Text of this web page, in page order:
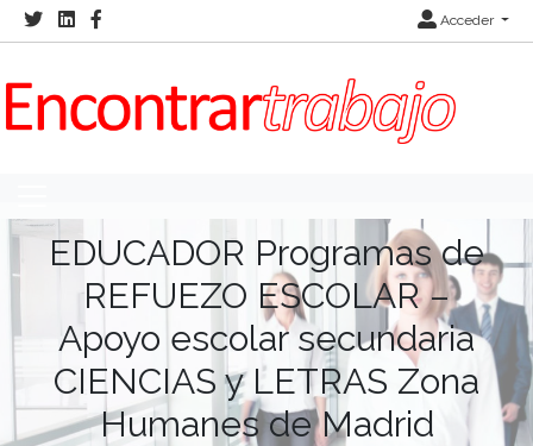
Acceder
EDUCADOR Programas de
REFUEZO ESCOLAR –
Apoyo escolar secundaria
CIENCIAS y LETRAS Zona
Humanes de Madrid